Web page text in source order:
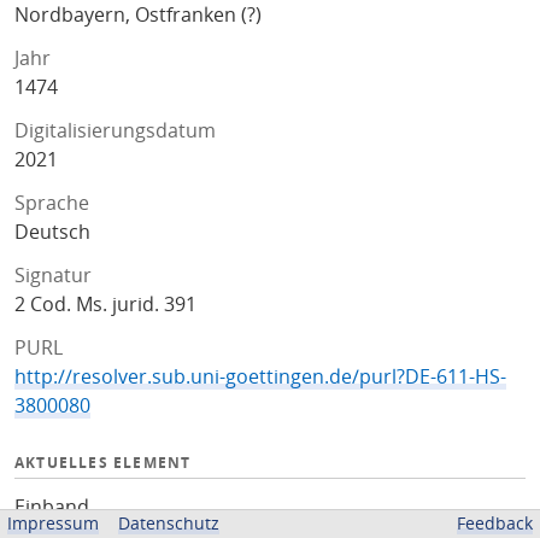
Nordbayern, Ostfranken (?)
Jahr
1474
Digitalisierungsdatum
2021
Sprache
Deutsch
Signatur
2 Cod. Ms. jurid. 391
PURL
http://resolver.sub.uni-goettingen.de/purl?DE-611-HS-
3800080
AKTUELLES ELEMENT
Einband
Impressum Datenschutz Feedback